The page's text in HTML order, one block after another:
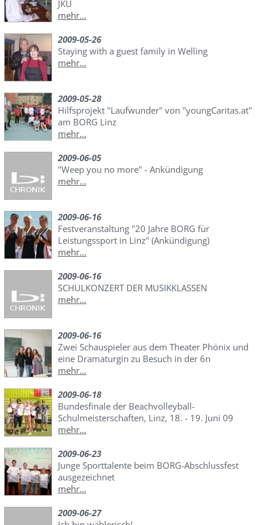
JKU
mehr...
2009-05-26
Staying with a guest family in Welling
mehr...
2009-05-28
Hilfsprojekt "Laufwunder" von "youngCaritas.at"
am BORG Linz
mehr...
2009-06-05
"Weep you no more" - Ankündigung
mehr...
2009-06-16
Festveranstaltung "20 Jahre BORG für
Leistungssport in Linz" (Ankündigung)
mehr...
2009-06-16
SCHULKONZERT DER MUSIKKLASSEN
mehr...
2009-06-16
Zwei Schauspieler aus dem Theater Phönix und
eine Dramaturgin zu Besuch in der 6n
mehr...
2009-06-18
Bundesfinale der Beachvolleyball-
Schulmeisterschaften, Linz, 18. - 19. Juni 09
mehr...
2009-06-23
Junge Sporttalente beim BORG-Abschlussfest
ausgezeichnet
mehr...
2009-06-27